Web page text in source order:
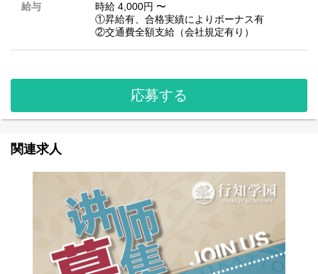
給与
時給 4,000円 〜
①昇給有、合格実績によりボーナス有
②交通費全額支給（会社規定有り）
応募する
関連求人